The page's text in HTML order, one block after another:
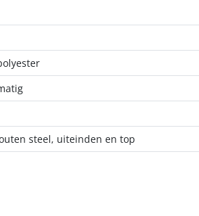
steel, uiteinden en top